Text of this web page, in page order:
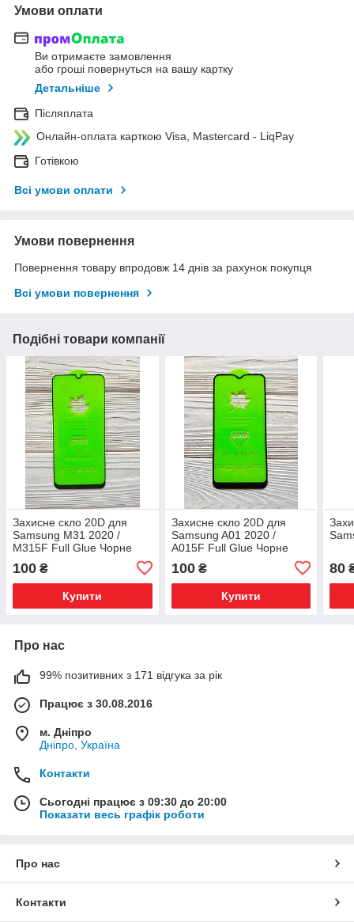
Умови оплати
Ви отримаєте замовлення
або гроші повернуться на вашу картку
Детальніше
Післяплата
Онлайн-оплата карткою Visa, Mastercard - LiqPay
Готівкою
Всі умови оплати
Умови повернення
Повернення товару впродовж 14 днів за рахунок покупця
Всі умови повернення
Подібні товари компанії
Захисне скло 20D для
Samsung M31 2020 /
M315F Full Glue Чорне
100 ₴
Купити
Захисне скло 20D для
Samsung A01 2020 /
A015F Full Glue Чорне
100₴
Купити
80
Про нас
99% позитивних з 171 відгука за рік
Працює з 30.08.2016
м. Дніпро
Дніпро, Україна
Контакти
Сьогодні працює з 09:30 до 20:00
Показати весь графік роботи
Про нас
Контакти